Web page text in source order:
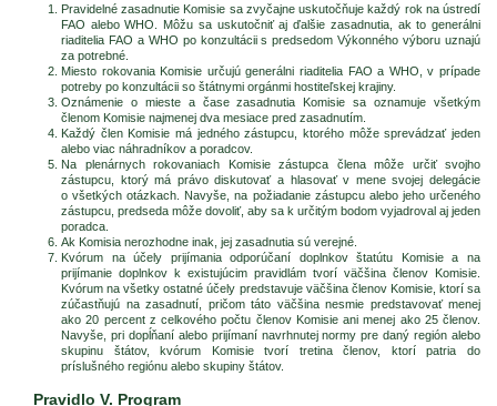
Pravidelné zasadnutie Komisie sa zvyčajne uskutočňuje každý rok na ústredí
FAO alebo WHO. Môžu sa uskutočniť aj ďalšie zasadnutia, ak to generálni
riaditelia FAO a WHO po konzultácii s predsedom Výkonného výboru uznajú
za potrebné.
Miesto rokovania Komisie určujú generálni riaditelia FAO a WHO, v prípade
potreby po konzultácii so štátnymi orgánmi hostiteľskej krajiny.
Oznámenie o mieste a čase zasadnutia Komisie sa oznamuje všetkým
členom Komisie najmenej dva mesiace pred zasadnutím.
Každý člen Komisie má jedného zástupcu, ktorého môže sprevádzať jeden
alebo viac náhradníkov a poradcov.
Na plenárnych rokovaniach Komisie zástupca člena môže určiť svojho
zástupcu, ktorý má právo diskutovať a hlasovať v mene svojej delegácie
o všetkých otázkach. Navyše, na požiadanie zástupcu alebo jeho určeného
zástupcu, predseda môže dovoliť, aby sa k určitým bodom vyjadroval aj jeden
poradca.
Ak Komisia nerozhodne inak, jej zasadnutia sú verejné.
Kvórum na účely prijímania odporúčaní doplnkov štatútu Komisie a na
prijímanie doplnkov k existujúcim pravidlám tvorí väčšina členov Komisie.
Kvórum na všetky ostatné účely predstavuje väčšina členov Komisie, ktorí sa
zúčastňujú na zasadnutí, pričom táto väčšina nesmie predstavovať menej
ako 20 percent z celkového počtu členov Komisie ani menej ako 25 členov.
Navyše, pri dopĺňaní alebo prijímaní navrhnutej normy pre daný región alebo
skupinu štátov, kvórum Komisie tvorí tretina členov, ktorí patria do
príslušného regiónu alebo skupiny štátov.
Pravidlo V. Program